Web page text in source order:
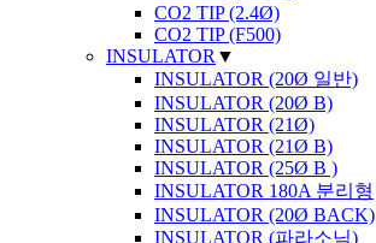
CO2 TIP (2.4Ø)
CO2 TIP (F500)
INSULATOR ▼
INSULATOR (20Ø 일반)
INSULATOR (20Ø B)
INSULATOR (21Ø)
INSULATOR (21Ø B)
INSULATOR (25Ø B )
INSULATOR 180A 분리형
INSULATOR (20Ø BACK)
INSULATOR (파라소닉)